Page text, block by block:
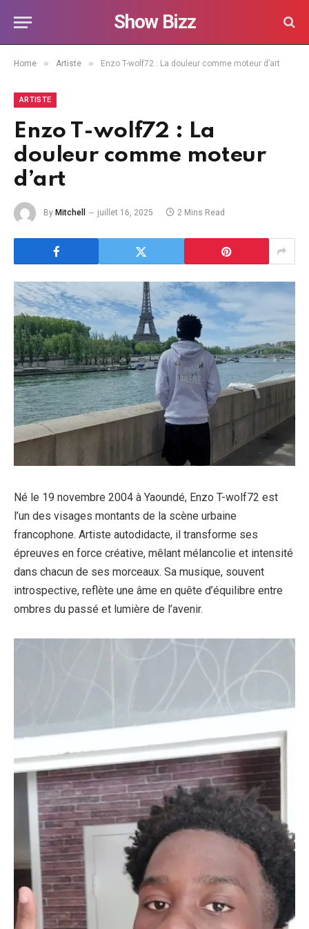
Show Bizz
Home » Artiste » Enzo T-wolf72 : La douleur comme moteur d’art
ARTISTE
Enzo T-wolf72 : La
douleur comme moteur
d’art
By Mitchell juillet 16, 2025 2 Mins Read
Né le 19 novembre 2004 à Yaoundé, Enzo T-wolf72 est
l’un des visages montants de la scène urbaine
francophone. Artiste autodidacte, il transforme ses
épreuves en force créative, mêlant mélancolie et intensité
dans chacun de ses morceaux. Sa musique, souvent
introspective, reflète une âme en quête d’équilibre entre
ombres du passé et lumière de l’avenir.